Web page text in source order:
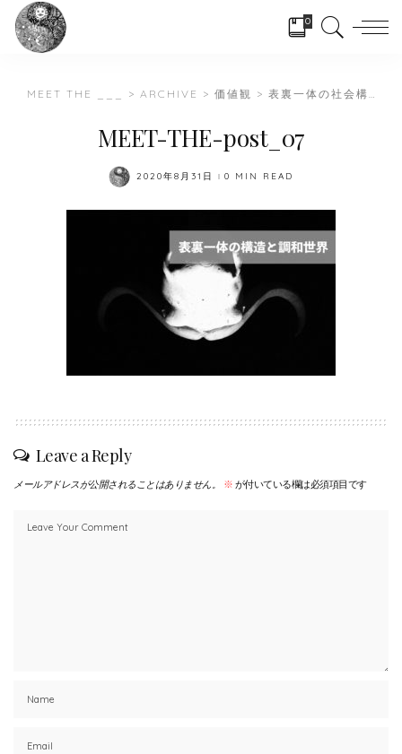
0
MEET THE ___ > ARCHIVE > 価値観 > 表裏一体の社会構造と調和世界
MEET-THE-post_07
2020年8月31日 0 MIN READ
Leave a Reply
メールアドレスが公開されることはありません。 ※ が付いている欄は必須項目です